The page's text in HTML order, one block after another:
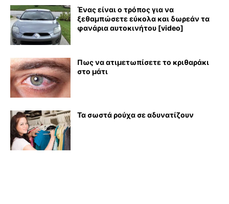
Ένας είναι ο τρόπος για να
ξεθαμπώσετε εύκολα και δωρεάν τα
φανάρια αυτοκινήτου [video]
Πως να ατιμετωπίσετε το κριθαράκι
στο μάτι
Τα σωστά ρούχα σε αδυνατίζουν